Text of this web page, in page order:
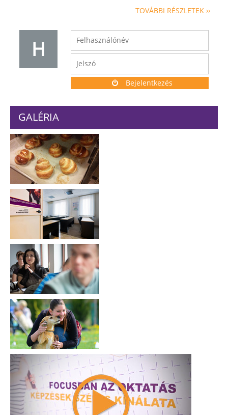
TOVÁBBI RÉSZLETEK ››
H
Bejelentkezés
GALÉRIA